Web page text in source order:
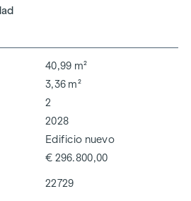
40,99 m²
3,36 m²
2
2028
Edificio nuevo
€ 296.800,00
22729